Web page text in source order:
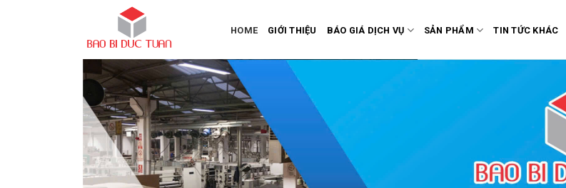
HOME GIỚI THIỆU BÁO GIÁ DỊCH VỤ SẢN PHẨM TIN TỨC KHÁC